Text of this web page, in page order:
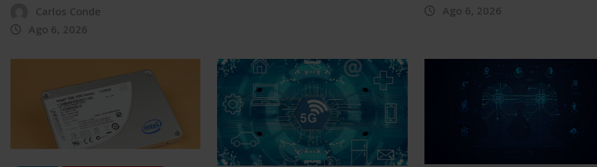
Carlos Conde
Ago 6, 2026
Ago 6, 2026